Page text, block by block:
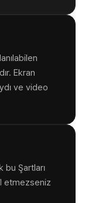
Ekran
ve video
bu Şartları
etmezseniz